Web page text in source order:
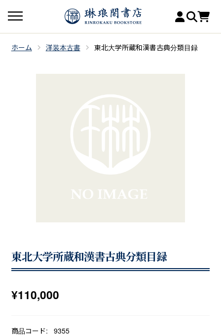
ホーム 洋装本古書 東北大学所蔵和漢書古典分類目録
東北大学所蔵和漢書古典分類目録
¥110,000
商品コード:
9355